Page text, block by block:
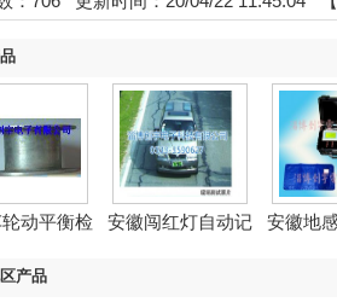
动平衡检
安徽闯红灯自动记
安徽地
产品